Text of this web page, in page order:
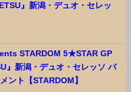
』新潟・デュオ・セレッ
STARDOM 5★STAR GP
』新潟・デュオ・セレッソ バ
ント【STARDOM】